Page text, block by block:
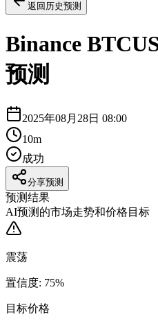
返回历史预测
Binance
预测
2025年08月28日 08:00
10m
成功
分享预测
预测结果
AI预测的市场走势和价格目标
震荡
置信度: 75%
目标价格